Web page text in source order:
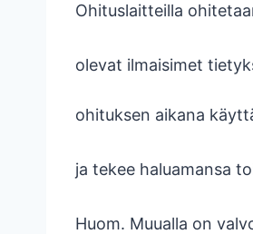
Ohituslaitteilla
olevat ilmaisimet
ohituksen aikana
ja tekee haluamansa
Huom. Muualla on